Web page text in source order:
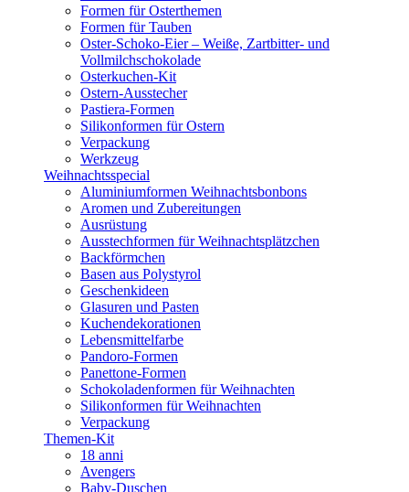
Formen für Osterthemen
Formen für Tauben
Oster-Schoko-Eier – Weiße, Zartbitter- und
Vollmilchschokolade
Osterkuchen-Kit
Ostern-Ausstecher
Pastiera-Formen
Silikonformen für Ostern
Verpackung
Werkzeug
Weihnachtsspecial
Aluminiumformen Weihnachtsbonbons
Aromen und Zubereitungen
Ausrüstung
Ausstechformen für Weihnachtsplätzchen
Backförmchen
Basen aus Polystyrol
Geschenkideen
Glasuren und Pasten
Kuchendekorationen
Lebensmittelfarbe
Pandoro-Formen
Panettone-Formen
Schokoladenformen für Weihnachten
Silikonformen für Weihnachten
Verpackung
Themen-Kit
18 anni
Avengers
Baby-Duschen